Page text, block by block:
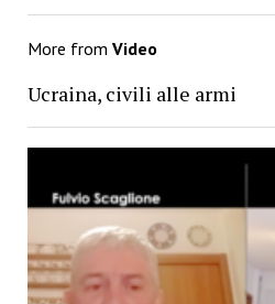
More from Video
Ucraina, civili alle armi